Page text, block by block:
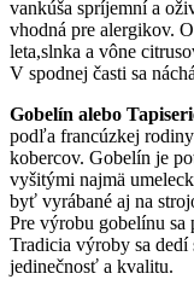
vankúša spríjemní a
vhodná pre alergikov.
leta,slnka a vône
V spodnej časti sa
Gobelín alebo
podľa francúzkej
kobercov. Gobelín je
vyšitými najmä
byť vyrábané aj na
Pre výrobu gobelínu sa
Tradicia výroby sa dedí
jedinečnosť a kvalitu.